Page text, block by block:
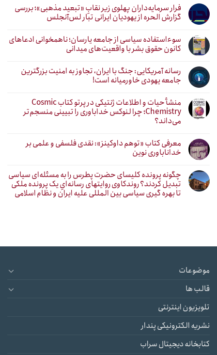
فرار سرمایه‌داران پهلوی زیر نقابِ «تبعید مذهبی»؛ بررسی
گزارش الحره از یهودیان ایرانی تبار لس‌آنجلس
سوءاستفاده سیاسی از جامعه یارسان؛ ناهمخوانی ادعاهای
کانون حقوق بشر با واقعیت‌های میدانی
رسانه آمریکایی: جنگ با ایران، تجاوز به امنیت بزرگترین
جامعه یهودی خاورمیانه است!
منشأ حیات و اطلاعات ژنتیکی در پرتو کتاب Cosmic
Chemistry؛ چرا لنوکس خداباوری را تبیینی منسجم‌تر
می‌داند؟
معرفی کتاب «توهم داوکینز»: نقدی فلسفی و علمی بر
خداناباوری نوین
چگونه پرونده کلیسای حضرت پطرس را به مسئله‌ای سیاسی
تبدیل کردند؟ روندکاوی روایتهای رسانه‌ایِ یک پرونده ملکی
تا بهره گیری سیاسی بین المللی علیه ایران و نظام اسلامی
موضوعات
قالب ها
تلویزیون اینترنتی
نشریه الکترونیکی پندار
کتابخانه دیجیتال سراب